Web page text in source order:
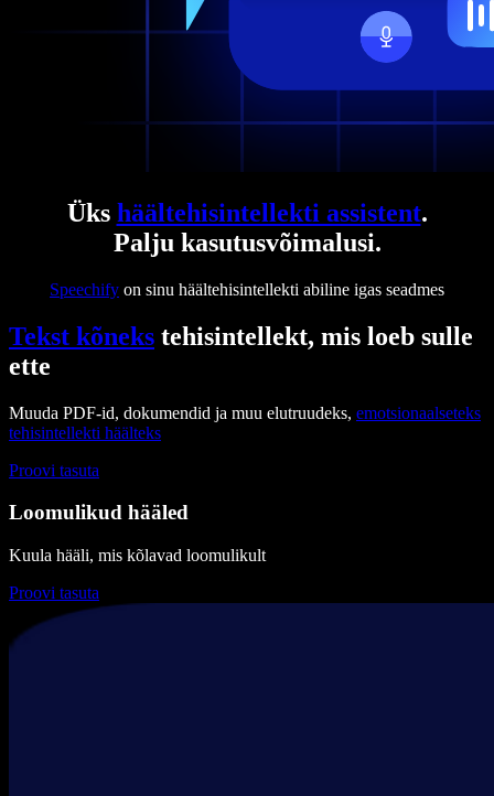
Üks häältehisintellekti assistent.
Palju kasutusvõimalusi.
Speechify on sinu häältehisintellekti abiline igas seadmes
Tekst kõneks tehisintellekt, mis loeb sulle
ette
Muuda PDF-id, dokumendid ja muu elutruudeks, emotsionaalseteks
tehisintellekti häälteks
Proovi tasuta
Loomulikud hääled
Kuula hääli, mis kõlavad loomulikult
Proovi tasuta